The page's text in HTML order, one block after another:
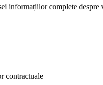
informațiilor complete
contractuale